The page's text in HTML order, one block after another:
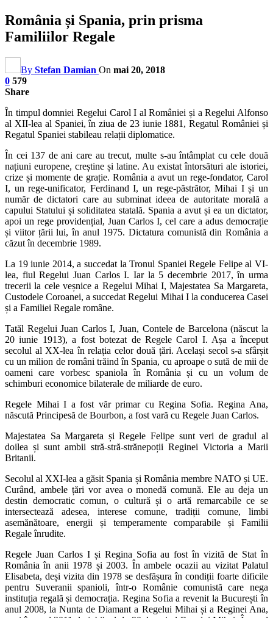
România și Spania, prin prisma
Familiilor Regale
By Stefan Damian On mai 20, 2018
0 579
Share
În timpul domniei Regelui Carol I al României și a Regelui Alfonso
al XII-lea al Spaniei, în ziua de 23 iunie 1881, Regatul României și
Regatul Spaniei stabileau relații diplomatice.
În cei 137 de ani care au trecut, multe s-au întâmplat cu cele două
națiuni europene, creștine și latine. Au existat întorsături ale istoriei,
crize și momente de grație. România a avut un rege-fondator, Carol
I, un rege-unificator, Ferdinand I, un rege-păstrător, Mihai I și un
număr de dictatori care au subminat ideea de autoritate morală a
capului Statului și soliditatea statală. Spania a avut și ea un dictator,
apoi un rege providențial, Juan Carlos I, cel care a adus democrație
și viitor țării lui, în anul 1975. Dictatura comunistă din România a
căzut în decembrie 1989.
La 19 iunie 2014, a succedat la Tronul Spaniei Regele Felipe al VI-
lea, fiul Regelui Juan Carlos I. Iar la 5 decembrie 2017, în urma
trecerii la cele veșnice a Regelui Mihai I, Majestatea Sa Margareta,
Custodele Coroanei, a succedat Regelui Mihai I la conducerea Casei
și a Familiei Regale române.
Tatăl Regelui Juan Carlos I, Juan, Contele de Barcelona (născut la
20 iunie 1913), a fost botezat de Regele Carol I. Așa a început
secolul al XX-lea în relația celor două țări. Același secol s-a sfârșit
cu un milion de români trăind în Spania, cu aproape o sută de mii de
oameni care vorbesc spaniola în România și cu un volum de
schimburi economice bilaterale de miliarde de euro.
Regele Mihai I a fost văr primar cu Regina Sofia. Regina Ana,
născută Principesă de Bourbon, a fost vară cu Regele Juan Carlos.
Majestatea Sa Margareta și Regele Felipe sunt veri de gradul al
doilea și sunt ambii stră-stră-strănepoții Reginei Victoria a Marii
Britanii.
Secolul al XXI-lea a găsit Spania și România membre NATO și UE.
Curând, ambele țări vor avea o monedă comună. Ele au deja un
destin democratic comun, o cultură și o artă remarcabile ce se
intersectează adesea, interese comune, tradiții comune, limbi
asemănătoare, energii și temperamente comparabile și Familii
Regale înrudite.
Regele Juan Carlos I și Regina Sofia au fost în vizită de Stat în
România în anii 1978 și 2003. În ambele ocazii au vizitat Palatul
Elisabeta, deși vizita din 1978 se desfășura în condiții foarte dificile
pentru Suveranii spanioli, într-o Românie comunistă care nega
instituția regală și democrația. Regina Sofia a revenit la București în
anul 2008, la Nunta de Diamant a Regelui Mihai și a Reginei Ana,